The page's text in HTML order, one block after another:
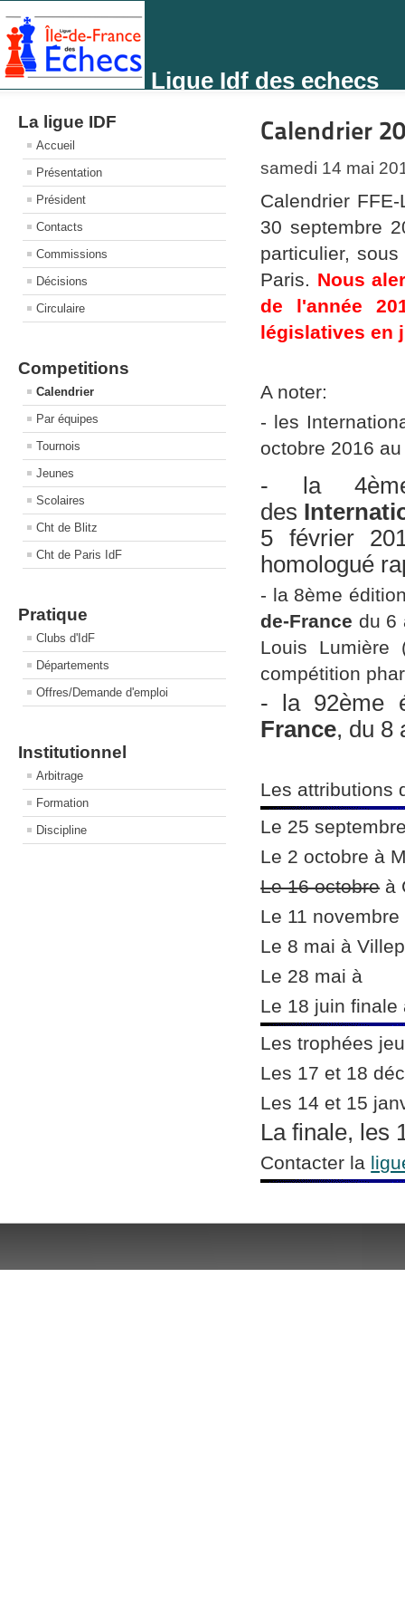
Ligue Idf des echecs
La ligue IDF
Accueil
Présentation
Président
Contacts
Commissions
Décisions
Circulaire
Competitions
Calendrier
Par équipes
Tournois
Jeunes
Scolaires
Cht de Blitz
Cht de Paris IdF
Pratique
Clubs d'IdF
Départements
Offres/Demande d'emploi
Institutionnel
Arbitrage
Formation
Discipline
Calendrier
samedi 14 mai
Calendrier
30 septembre
particulier,
Paris. Nous
de l'année
législatives en
A noter:
- les
octobre 2016
- la
des
5 février
homologué
- la 8ème
de-France du 6
Louis Lumière
compétition
- la 92ème
France, du 8
Les attributions
Le 25
Le 2 octobre à
Le 16 octobreà
Le 11
Le 8 mai à
Le 28 mai à
Le 18 juin finale
Les trophées
Les 17 et 18
Les 14 et 15
La finale, les
Contacter la